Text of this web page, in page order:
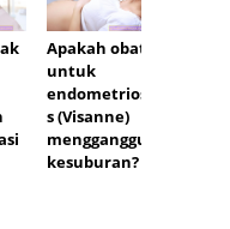
Apakah obat
untuk
endometriosi
s (Visanne)
mengganggu
kesuburan?